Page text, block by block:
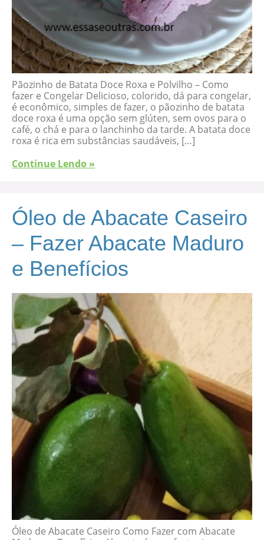
Pãozinho de Batata Doce Roxa e Polvilho – Como
fazer e Congelar Delicioso, colorido, dá para congelar,
é econômico, simples de fazer, o pãozinho de batata
doce roxa é uma opção sem glúten, sem ovos para o
café, o chá e para o lanchinho da tarde. A batata doce
roxa é rica em substâncias saudáveis, […]
Continue Lendo »
Óleo de Abacate Caseiro
– Fazer Abacate Maduro
e Benefícios
Óleo de Abacate Caseiro Como Fazer com Abacate